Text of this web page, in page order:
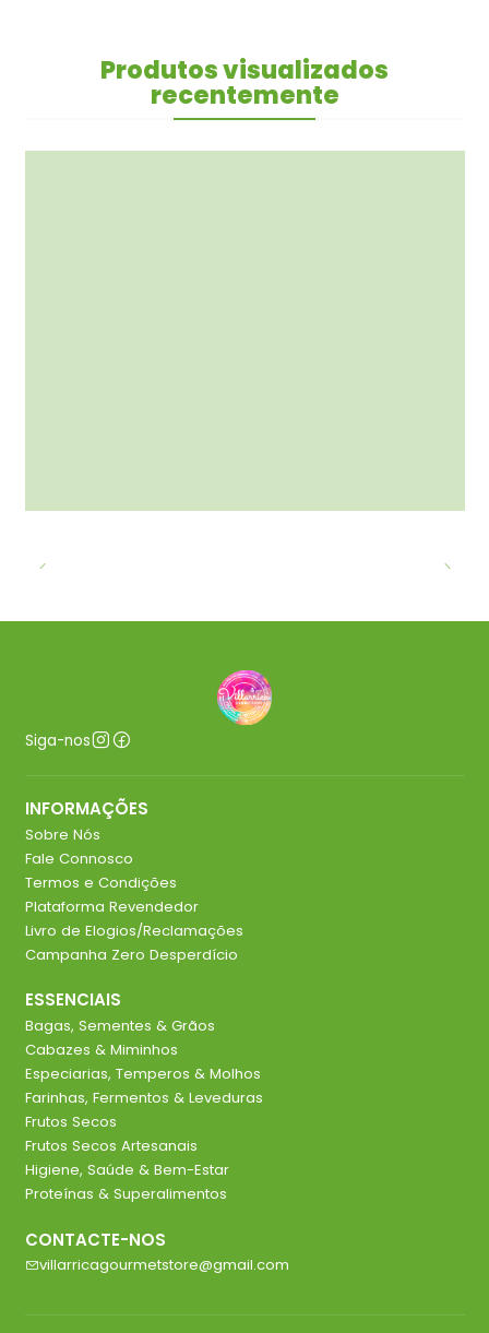
Produtos visualizados
recentemente
Siga-nos
INFORMAÇÕES
Sobre Nós
Fale Connosco
Termos e Condições
Plataforma Revendedor
Livro de Elogios/Reclamações
Campanha Zero Desperdício
ESSENCIAIS
Bagas, Sementes & Grãos
Cabazes & Miminhos
Especiarias, Temperos & Molhos
Farinhas, Fermentos & Leveduras
Frutos Secos
Frutos Secos Artesanais
Higiene, Saúde & Bem-Estar
Proteínas & Superalimentos
CONTACTE-NOS
villarricagourmetstore@gmail.com